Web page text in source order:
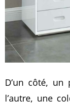
D’un côté,
l’autre, une